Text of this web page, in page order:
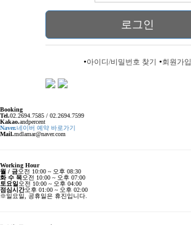
로그인
•아이디/비밀번호 찾기 •회원가입
Booking
Tel.02.2694.7585 / 02.2694.7599
Kakao.andpercent
Naver.네이버 예약 바로가기
Mail.mdlamar@naver.com
Working Hour
월 / 금오전 10:00 ~ 오후 08:30
화 수 목오전 10:00 ~ 오후 07:00
토요일오전 10:00 ~ 오후 04:00
점심시간오후 01:00 ~ 오후 02:00
※일요일, 공휴일은 휴진입니다.